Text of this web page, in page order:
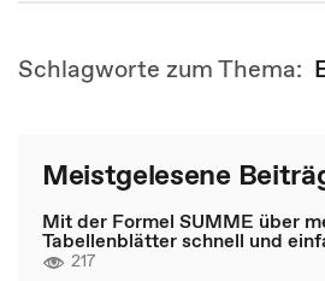
Schlagworte zum Thema:
Meistgelesene
Mit der Formel SUMME über
Tabellenblätter schnell und
217